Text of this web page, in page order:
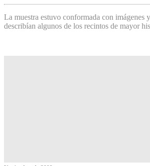
La muestra estuvo conformada con imágenes
describían algunos de los recintos de mayor